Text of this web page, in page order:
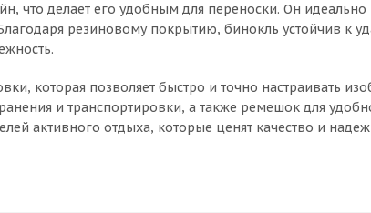
что делает его удобным для переноски. Он идеально
резиновому покрытию, бинокль устойчив к
которая позволяет быстро и точно настраивать
и транспортировки, а также ремешок для
активного отдыха, которые ценят качество и